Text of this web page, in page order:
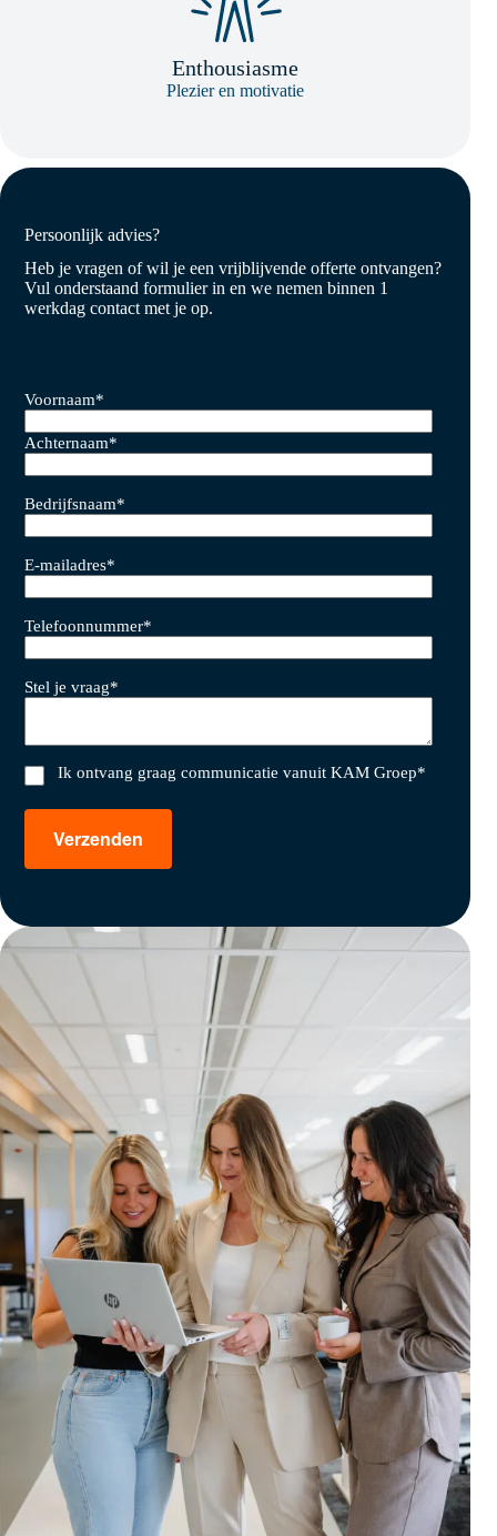
Enthousiasme
Plezier en motivatie
Persoonlijk advies?
Heb je vragen of wil je een vrijblijvende offerte ontvangen?
Vul onderstaand formulier in en we nemen binnen 1
werkdag contact met je op.
Voornaam*
Achternaam*
Bedrijfsnaam*
E-mailadres*
Telefoonnummer*
Stel je vraag*
Ik ontvang graag communicatie vanuit KAM Groep*